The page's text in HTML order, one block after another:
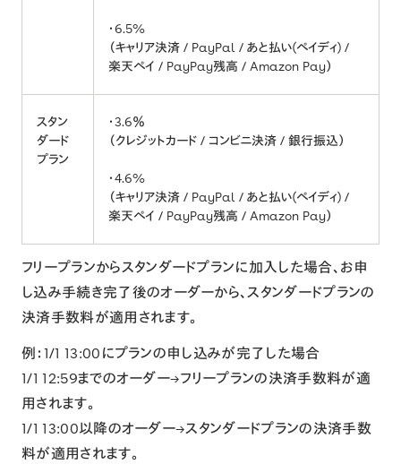
・6.5%
（キャリア決済 / PayPal / あと払い(ペイディ) /
楽天ペイ / PayPay残高 / Amazon Pay）
スタン
ダード
プラン
・3.6％
（クレジットカード / コンビニ決済 / 銀行振込）
・4.6%
（キャリア決済 / PayPal / あと払い(ペイディ) /
楽天ペイ / PayPay残高 / Amazon Pay）
フリープランからスタンダードプランに加入した場合、お申
し込み手続き完了後のオーダーから、スタンダードプランの
決済手数料が適用されます。
例：1/1 13:00にプランの申し込みが完了した場合
1/1 12:59までのオーダー→フリープランの決済手数料が適
用されます。
1/1 13:00以降のオーダー→スタンダードプランの決済手数
料が適用されます。